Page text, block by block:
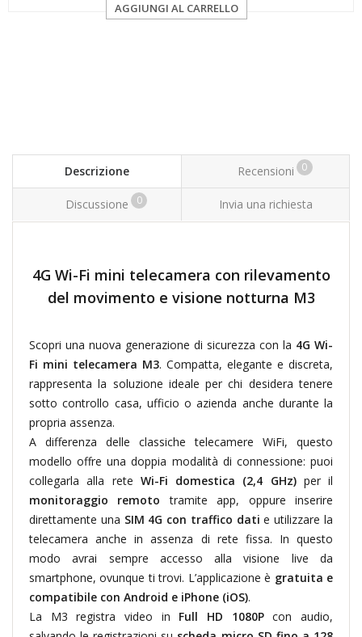
AGGIUNGI AL CARRELLO
Descrizione Recensioni 0
Discussione 0 Invia una richiesta
4G Wi-Fi mini telecamera con rilevamento
del movimento e visione notturna M3
Scopri una nuova generazione di sicurezza con la 4G Wi-
Fi mini telecamera M3. Compatta, elegante e discreta,
rappresenta la soluzione ideale per chi desidera tenere
sotto controllo casa, ufficio o azienda anche durante la
propria assenza.
A differenza delle classiche telecamere WiFi, questo
modello offre una doppia modalità di connessione: puoi
collegarla alla rete Wi-Fi domestica (2,4 GHz)per il
monitoraggio remoto tramite app, oppure inserire
direttamente una SIM 4G con traffico dati e utilizzare la
telecamera anche in assenza di rete fissa. In questo
modo avrai sempre accesso alla visione live da
smartphone, ovunque ti trovi. L’applicazione è gratuita e
compatibile con Android e iPhone (iOS).
La M3 registra video in Full HD 1080Pcon audio,